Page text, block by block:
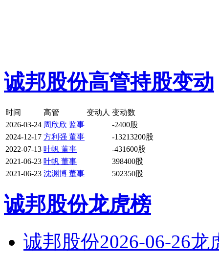
诚邦股份高管持股变动
时间 高管 变动人 变动数
2026-03-24 周欣欣 监事
-2400股
2024-12-17 方利强 董事
-13213200股
2022-07-13 叶帆 董事
-431600股
2021-06-23 叶帆 董事
398400股
2021-06-23 沈渊博 董事 502350股
诚邦股份龙虎榜
诚邦股份2026-06-26龙